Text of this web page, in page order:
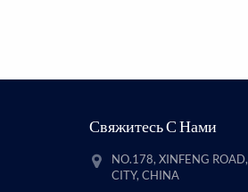
Свяжитесь С Нами
NO.178, XINFENG
CITY, CHINA